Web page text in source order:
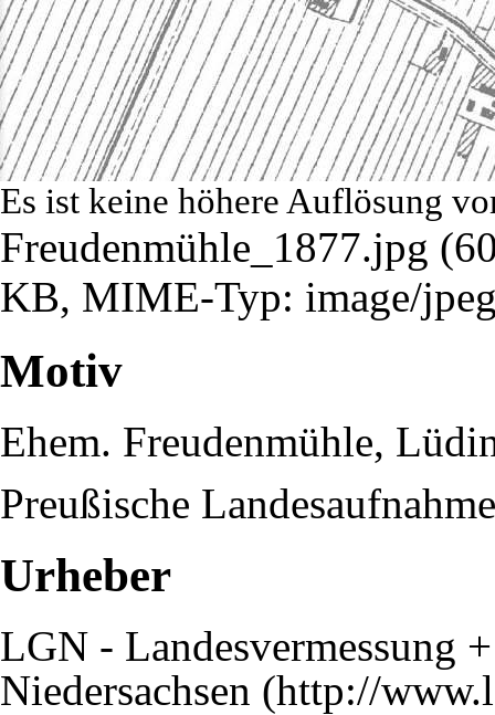
Es ist keine höhere Auflösung
Freudenmühle_1877.jpg
KB, MIME-Typ: image/
Motiv
Ehem. Freudenmühle,
Preußische
Urheber
LGN - Landesvermessung
Niedersachsen